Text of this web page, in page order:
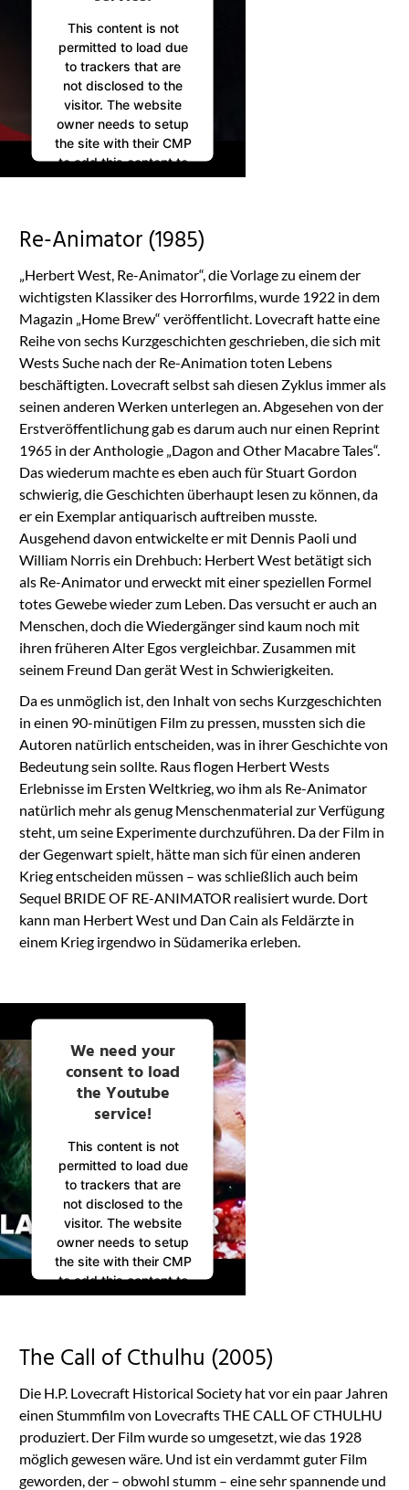
This content is not
permitted to load due
to trackers that are
not disclosed to the
visitor. The website
owner needs to setup
the site with their CMP
to add this content to
the list of technologies
Usercentrics Consent
Platform
Re-Animator (1985)
„Herbert West, Re-Animator“, die Vorlage zu einem der
wichtigsten Klassiker des Horrorfilms, wurde 1922 in dem
Magazin „Home Brew“ veröffentlicht. Lovecraft hatte eine
Reihe von sechs Kurzgeschichten geschrieben, die sich mit
Wests Suche nach der Re-Animation toten Lebens
beschäftigten. Lovecraft selbst sah diesen Zyklus immer als
seinen anderen Werken unterlegen an. Abgesehen von der
Erstveröffentlichung gab es darum auch nur einen Reprint
1965 in der Anthologie „Dagon and Other Macabre Tales“.
Das wiederum machte es eben auch für Stuart Gordon
schwierig, die Geschichten überhaupt lesen zu können, da
er ein Exemplar antiquarisch auftreiben musste.
Ausgehend davon entwickelte er mit Dennis Paoli und
William Norris ein Drehbuch: Herbert West betätigt sich
als Re-Animator und erweckt mit einer speziellen Formel
totes Gewebe wieder zum Leben. Das versucht er auch an
Menschen, doch die Wiedergänger sind kaum noch mit
ihren früheren Alter Egos vergleichbar. Zusammen mit
seinem Freund Dan gerät West in Schwierigkeiten.
Da es unmöglich ist, den Inhalt von sechs Kurzgeschichten
in einen 90-minütigen Film zu pressen, mussten sich die
Autoren natürlich entscheiden, was in ihrer Geschichte von
Bedeutung sein sollte. Raus flogen Herbert Wests
Erlebnisse im Ersten Weltkrieg, wo ihm als Re-Animator
natürlich mehr als genug Menschenmaterial zur Verfügung
steht, um seine Experimente durchzuführen. Da der Film in
der Gegenwart spielt, hätte man sich für einen anderen
Krieg entscheiden müssen – was schließlich auch beim
Sequel BRIDE OF RE-ANIMATOR realisiert wurde. Dort
kann man Herbert West und Dan Cain als Feldärzte in
einem Krieg irgendwo in Südamerika erleben.
We need your
consent to load
the Youtube
service!
This content is not
permitted to load due
to trackers that are
not disclosed to the
visitor. The website
owner needs to setup
the site with their CMP
to add this content to
the list of technologies
Usercentrics Consent
Platform
The Call of Cthulhu (2005)
Die H.P. Lovecraft Historical Society hat vor ein paar Jahren
einen Stummfilm von Lovecrafts THE CALL OF CTHULHU
produziert. Der Film wurde so umgesetzt, wie das 1928
möglich gewesen wäre. Und ist ein verdammt guter Film
geworden, der – obwohl stumm – eine sehr spannende und